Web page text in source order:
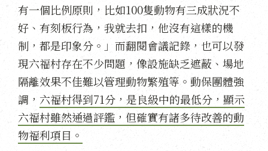
有一個比例原則，比如100隻動物有三成狀況不
好、有刻板行為，我就去扣，他沒有這樣的機
制，都是印象分。」而翻閱會議記錄，也可以發
現六福村存在不少問題，像設施缺乏遮蔽、場地
隔離效果不佳難以管理動物繁殖等。動保團體強
調， 六福村得到71分，是良級中的最低分，顯示
六福村雖然通過評鑑，但確實有諸多待改善的動
物福利項目。